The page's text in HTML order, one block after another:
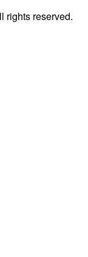
rights reserved.